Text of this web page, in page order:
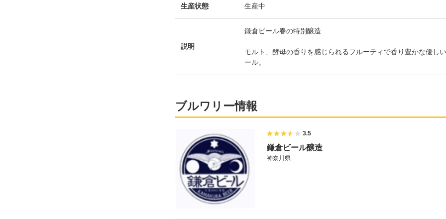
生産状態 生産中
説明
鎌倉ビール春の特別醸造
モルト、酵母の香りを感じられるフルーティで香り豊かな優し
ール。
ブルワリー情報
3.5
鎌倉ビール醸造
神奈川県